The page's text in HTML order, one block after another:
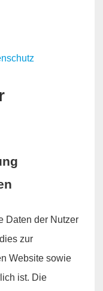
Daten der Nutzer
zur
Website sowie
ist. Die